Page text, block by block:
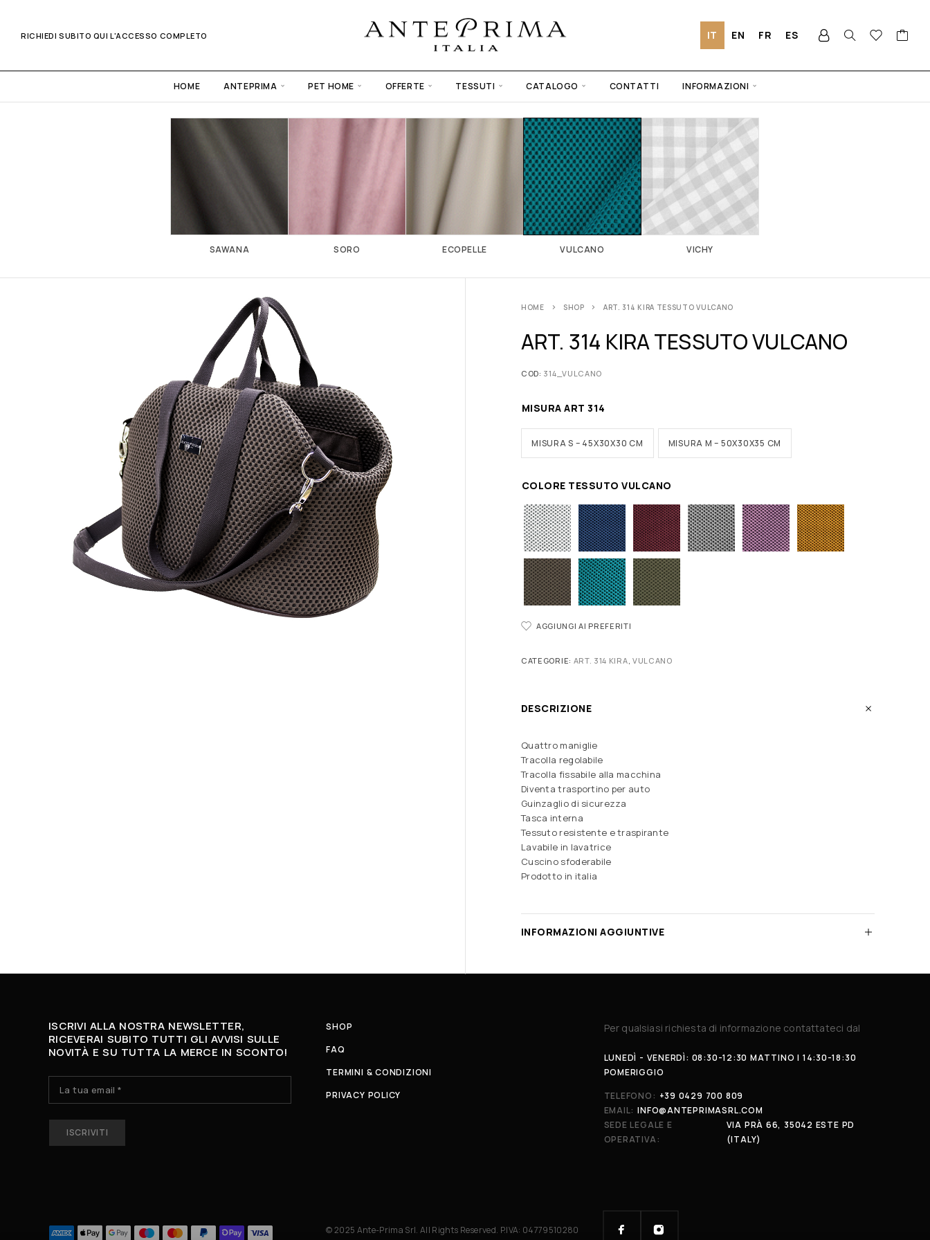
RICHIEDI SUBITO QUI L'ACCESSO COMPLETO IT EN FR ES
HOME ANTEPRIMA PET HOME OFFERTE TESSUTI CATALOGO CONTATTI INFORMAZIONI
SAWANA SORO ECOPELLE VULCANO VICHY
HOME SHOP ART. 314 KIRA TESSUTO VULCANO
ART. 314 KIRA TESSUTO VULCANO
COD: 314_VULCANO
MISURA ART 314
MISURA S – 45X30X30 CM MISURA M – 50X30X35 CM
COLORE TESSUTO VULCANO
AGGIUNGI AI PREFERITI
CATEGORIE: ART. 314 KIRA, VULCANO
DESCRIZIONE
Quattro maniglie
Tracolla regolabile
Tracolla fissabile alla macchina
Diventa trasportino per auto
Guinzaglio di sicurezza
Tasca interna
Tessuto resistente e traspirante
Lavabile in lavatrice
Cuscino sfoderabile
Prodotto in italia
INFORMAZIONI AGGIUNTIVE
ISCRIVI ALLA NOSTRA NEWSLETTER,
RICEVERAI SUBITO TUTTI GLI AVVISI SULLE
NOVITÀ E SU TUTTA LA MERCE IN SCONTO!
SHOP
FAQ
TERMINI & CONDIZIONI
PRIVACY POLICY
Per qualsiasi richiesta di informazione contattateci dal
LUNEDÌ - VENERDÌ: 08:30-12:30 MATTINO | 14:30-18:30
POMERIGGIO
TELEFONO: +39 0429 700 809
EMAIL: INFO@ANTEPRIMASRL.COM
SEDE LEGALE E
OPERATIVA:
VIA PRÀ 66, 35042 ESTE PD
(ITALY)
© 2025 Ante-Prima Srl. All Rights Reserved. P.IVA: 04779510280